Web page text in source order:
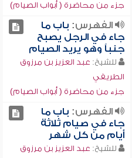
جزء من محاضرة ( أبواب الصيام)
الفهرس: باب ما
جاء في الرجل يصبح
جنباً وهو يريد الصيام
للشيخ: عبد العزيز بن مرزوق
الطريفي
جزء من محاضرة ( أبواب الصيام)
الفهرس: باب ما
جاء في صيام ثلاثة
أيام من كل شهر
للشيخ: عبد العزيز بن مرزوق